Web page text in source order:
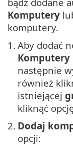
Komputery
komputery.
1. Aby dodać
Komputery
następnie
również
istniejącej
kliknąć
2. Dodaj
opcji: